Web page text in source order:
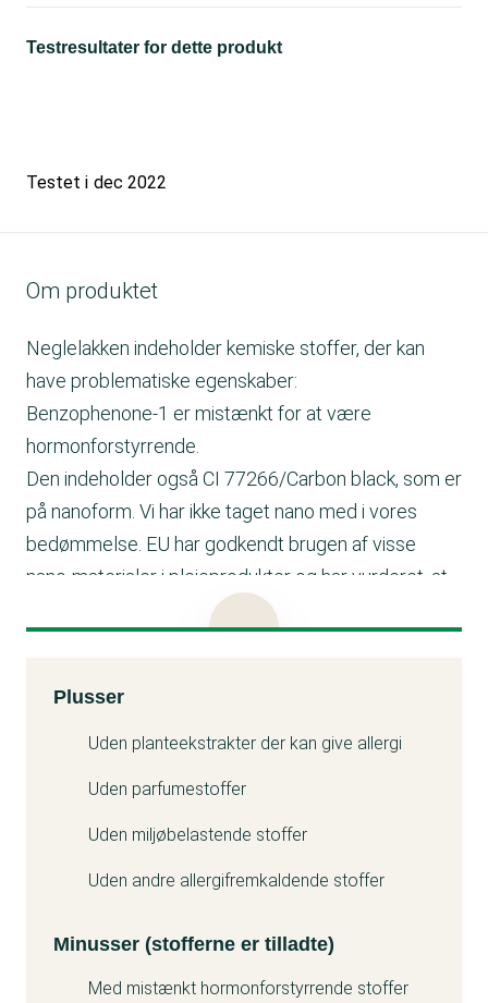
Testresultater for dette produkt
Testet i dec 2022
Om produktet
Neglelakken indeholder kemiske stoffer, der kan
have problematiske egenskaber:
Benzophenone-1 er mistænkt for at være
hormonforstyrrende.
Den indeholder også CI 77266/Carbon black, som er
på nanoform. Vi har ikke taget nano med i vores
bedømmelse. EU har godkendt brugen af visse
nano-materialer i plejeprodukter og har vurderet, at
det er sikkert, så længe produktet bruges på uskadt
at få neglelak på huden.
Kemitest
Plusser
Uden planteekstrakter der kan give allergi
Uden parfumestoffer
Uden miljøbelastende stoffer
Uden andre allergifremkaldende stoffer
Minusser (stofferne er tilladte)
Med mistænkt hormonforstyrrende stoffer